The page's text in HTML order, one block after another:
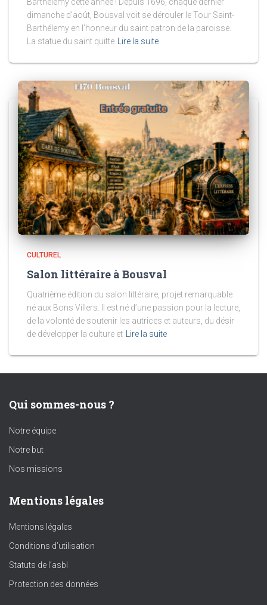
dimanche d’août, Bousval voit se dérouler le Tour Saint-
Barthélemy en l’honneur du saint patron de la paroisse.
La statue du saint quitte
Lire la suite
CULTUREL
Salon littéraire à Bousval
Quatrième édition du salon littéraire, projet remarquable
né aux Bons Villers. Il est né d’une passion pour la lecture,
de la volonté de soutenir les autrices et auteurs, du désir
de développer la culture et Lire la suite
Qui sommes-nous ?
Notre équipe
Notre but
Nos missions
Mentions légales
Mentions légales
Conditions d’utilisation
Statuts de l’asbl
Protection des données